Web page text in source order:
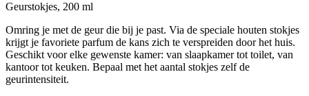
Geurstokjes, 200 ml
Omring je met de geur die bij je past. Via de speciale houten stokjes
krijgt je favoriete parfum de kans zich te verspreiden door het huis.
Geschikt voor elke gewenste kamer: van slaapkamer tot toilet, van
kantoor tot keuken. Bepaal met het aantal stokjes zelf de
geurintensiteit.